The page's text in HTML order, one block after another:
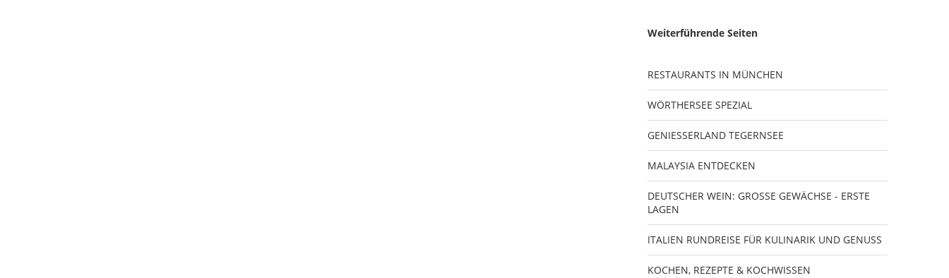
Weiterführende Seiten
RESTAURANTS IN MÜNCHEN
WÖRTHERSEE SPEZIAL
GENIESSERLAND TEGERNSEE
MALAYSIA ENTDECKEN
DEUTSCHER WEIN: GROSSE GEWÄCHSE - ERSTE
LAGEN
ITALIEN RUNDREISE FÜR KULINARIK UND GENUSS
KOCHEN, REZEPTE & KOCHWISSEN